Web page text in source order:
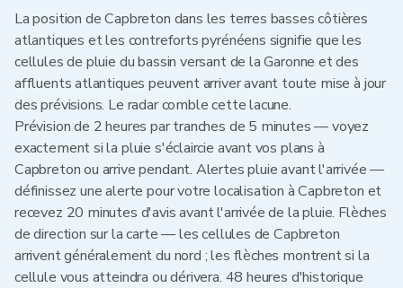
La position de Capbreton dans les terres basses côtières
atlantiques et les contreforts pyrénéens signifie que les
cellules de pluie du bassin versant de la Garonne et des
affluents atlantiques peuvent arriver avant toute mise à jour
des prévisions. Le radar comble cette lacune.
Prévision de 2 heures par tranches de 5 minutes — voyez
exactement si la pluie s'éclaircie avant vos plans à
Capbreton ou arrive pendant. Alertes pluie avant l'arrivée —
définissez une alerte pour votre localisation à Capbreton et
recevez 20 minutes d'avis avant l'arrivée de la pluie. Flèches
de direction sur la carte — les cellules de Capbreton
arrivent généralement du nord ; les flèches montrent si la
cellule vous atteindra ou dérivera. 48 heures d'historique